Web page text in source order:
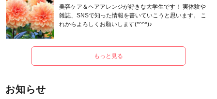
美容ケア＆ヘアアレンジが好きな大学生です！ 実体験や
雑誌、SNSで知った情報を書いていこうと思います。 こ
れからよろしくお願いします(*^^*)♪
もっと見る
お知らせ